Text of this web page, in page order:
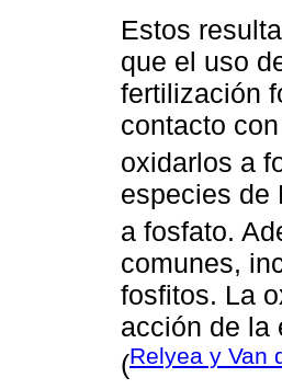
Estos
que el uso
fertilización
contacto
oxidarlos a
especies de
a fosfato.
comunes,
fosfitos. La
acción de la
(Relyea y Van